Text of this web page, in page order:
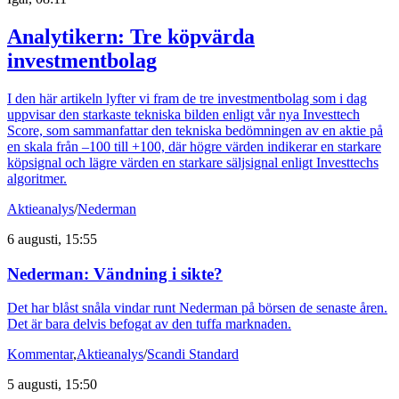
Analytikern: Tre köpvärda
investmentbolag
I den här artikeln lyfter vi fram de tre investmentbolag som i dag
uppvisar den starkaste tekniska bilden enligt vår nya Investtech
Score, som sammanfattar den tekniska bedömningen av en aktie på
en skala från –100 till +100, där högre värden indikerar en starkare
köpsignal och lägre värden en starkare säljsignal enligt Investtechs
algoritmer.
Aktieanalys/Nederman
6 augusti, 15:55
Nederman: Vändning i sikte?
Det har blåst snåla vindar runt Nederman på börsen de senaste åren.
Det är bara delvis befogat av den tuffa marknaden.
Kommentar,Aktieanalys/Scandi Standard
5 augusti, 15:50